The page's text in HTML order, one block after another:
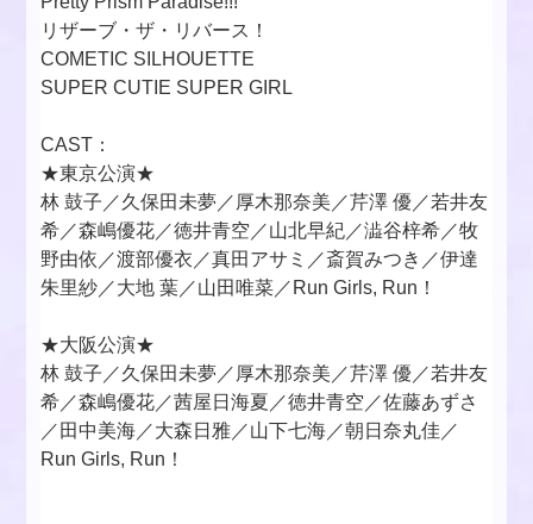
リザーブ・ザ・リバース！
COMETIC SILHOUETTE
SUPER CUTIE SUPER GIRL
CAST：
★東京公演★
林 鼓子／久保田未夢／厚木那奈美／芹澤 優／若井友
希／森嶋優花／徳井青空／山北早紀／澁谷梓希／牧
野由依／渡部優衣／真田アサミ／斎賀みつき／伊達
朱里紗／大地 葉／山田唯菜／Run Girls, Run！
★大阪公演★
林 鼓子／久保田未夢／厚木那奈美／芹澤 優／若井友
希／森嶋優花／茜屋日海夏／徳井青空／佐藤あずさ
／田中美海／大森日雅／山下七海／朝日奈丸佳／
Run Girls, Run！